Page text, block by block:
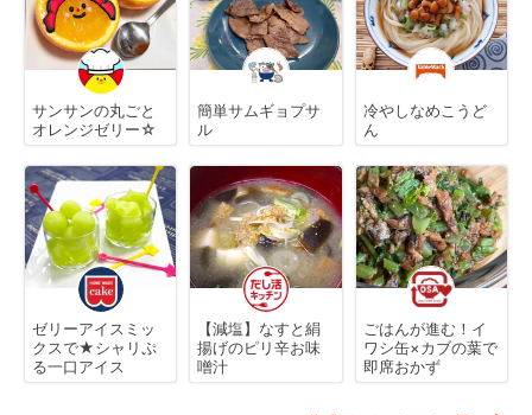
サンサンの丸ごと
オレンジゼリー☆
簡単サムギョプサ
ル
冷やしなめこうど
ん
ゼリーアイスミッ
クスで★シャリぷ
る一口アイス
【減塩】なすと絹
揚げのピリ辛お味
噌汁
ごはんが進む！イ
ワシ缶×カブの葉で
即席おかず